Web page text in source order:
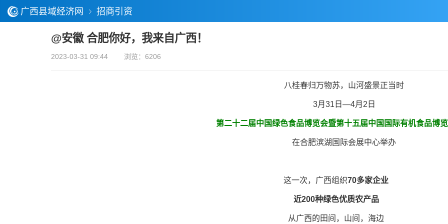
广西县域经济网 招商引资
@安徽 合肥你好，我来自广西！
2023-03-31 09:44 浏览：6206
八桂春归万物苏，山河盛景正当时
3月31日—4月2日
第二十二届中国绿色食品博览会暨第十五届中国国际有机食品博
在合肥滨湖国际会展中心举办
这一次，广西组织70多家企业
近200种绿色优质农产品
从广西的田间，山间，海边